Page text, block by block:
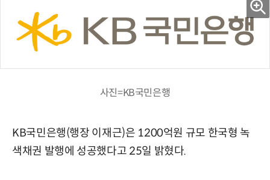
사진=KB국민은행
KB국민은행(행장 이재근)은 1200억원 규모 한국형 녹
색채권 발행에 성공했다고 25일 밝혔다.